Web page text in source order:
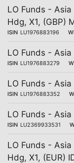
LO Funds -
Hdg, X1, (GBP)
ISIN LU1976883196
LO Funds - Asia
ISIN LU1976883279
LO Funds - Asia
ISIN LU1976883352
LO Funds - Asia
ISIN LU2369933531
LO Funds -
Hdg, X1, (EUR)